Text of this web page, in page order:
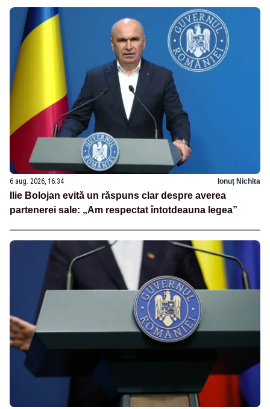
6 aug. 2026, 16:34 Ionuț Nichita
Ilie Bolojan evită un răspuns clar despre averea
partenerei sale: „Am respectat întotdeauna legea”